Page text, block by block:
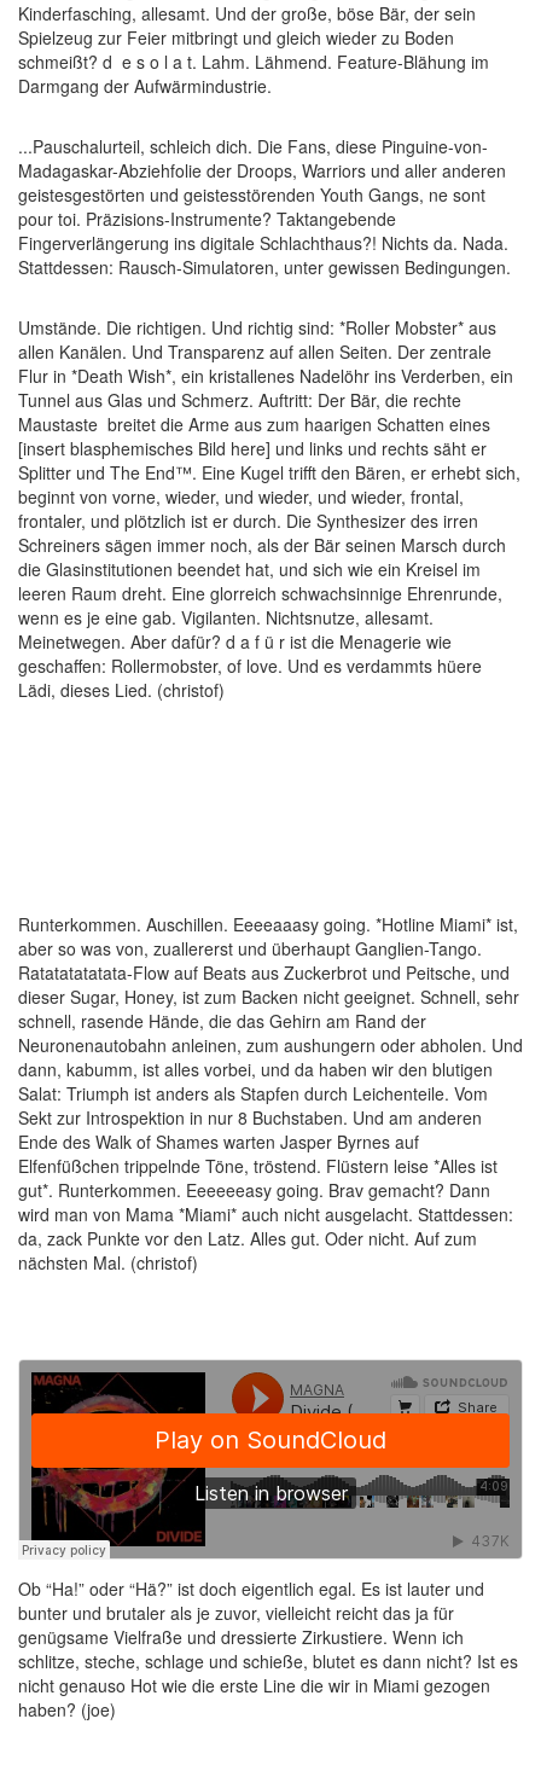
Kinderfasching, allesamt. Und der große, böse Bär, der sein
Spielzeug zur Feier mitbringt und gleich wieder zu Boden
schmeißt? d e s o l a t. Lahm. Lähmend. Feature-Blähung im
Darmgang der Aufwärmindustrie.
...Pauschalurteil, schleich dich. Die Fans, diese Pinguine-von-
Madagaskar-Abziehfolie der Droops, Warriors und aller anderen
geistesgestörten und geistesstörenden Youth Gangs, ne sont
pour toi. Präzisions-Instrumente? Taktangebende
Fingerverlängerung ins digitale Schlachthaus?! Nichts da. Nada.
Stattdessen: Rausch-Simulatoren, unter gewissen Bedingungen.
Umstände. Die richtigen. Und richtig sind: *Roller Mobster* aus
allen Kanälen. Und Transparenz auf allen Seiten. Der zentrale
Flur in *Death Wish*, ein kristallenes Nadelöhr ins Verderben, ein
Tunnel aus Glas und Schmerz. Auftritt: Der Bär, die rechte
Maustaste breitet die Arme aus zum haarigen Schatten eines
[insert blasphemisches Bild here] und links und rechts säht er
Splitter und The End™. Eine Kugel trifft den Bären, er erhebt sich,
beginnt von vorne, wieder, und wieder, und wieder, frontal,
frontaler, und plötzlich ist er durch. Die Synthesizer des irren
Schreiners sägen immer noch, als der Bär seinen Marsch durch
die Glasinstitutionen beendet hat, und sich wie ein Kreisel im
leeren Raum dreht. Eine glorreich schwachsinnige Ehrenrunde,
wenn es je eine gab. Vigilanten. Nichtsnutze, allesamt.
Meinetwegen. Aber dafür? d a f ü r ist die Menagerie wie
geschaffen: Rollermobster, of love. Und es verdammts hüere
Lädi, dieses Lied. (christof)
Runterkommen. Auschillen. Eeeeaaasy going. *Hotline Miami* ist,
aber so was von, zuallererst und überhaupt Ganglien-Tango.
Ratatatatatata-Flow auf Beats aus Zuckerbrot und Peitsche, und
dieser Sugar, Honey, ist zum Backen nicht geeignet. Schnell, sehr
schnell, rasende Hände, die das Gehirn am Rand der
Neuronenautobahn anleinen, zum aushungern oder abholen. Und
dann, kabumm, ist alles vorbei, und da haben wir den blutigen
Salat: Triumph ist anders als Stapfen durch Leichenteile. Vom
Sekt zur Introspektion in nur 8 Buchstaben. Und am anderen
Ende des Walk of Shames warten Jasper Byrnes auf
Elfenfüßchen trippelnde Töne, tröstend. Flüstern leise *Alles ist
gut*. Runterkommen. Eeeeeeasy going. Brav gemacht? Dann
wird man von Mama *Miami* auch nicht ausgelacht. Stattdessen:
da, zack Punkte vor den Latz. Alles gut. Oder nicht. Auf zum
nächsten Mal. (christof)
Ob “Ha!” oder “Hä?” ist doch eigentlich egal. Es ist lauter und
bunter und brutaler als je zuvor, vielleicht reicht das ja für
genügsame Vielfraße und dressierte Zirkustiere. Wenn ich
schlitze, steche, schlage und schieße, blutet es dann nicht? Ist es
nicht genauso Hot wie die erste Line die wir in Miami gezogen
haben? (joe)